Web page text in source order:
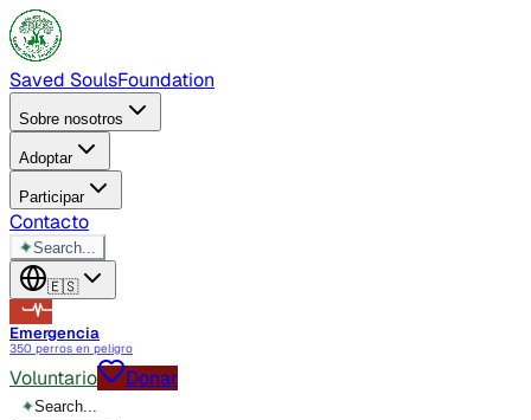
Saved SoulsFoundation
Sobre nosotros
Adoptar
Participar
Contacto
✦Search...
🇪🇸
Emergencia
350 perros en peligro
Voluntario Donar
✦Search...